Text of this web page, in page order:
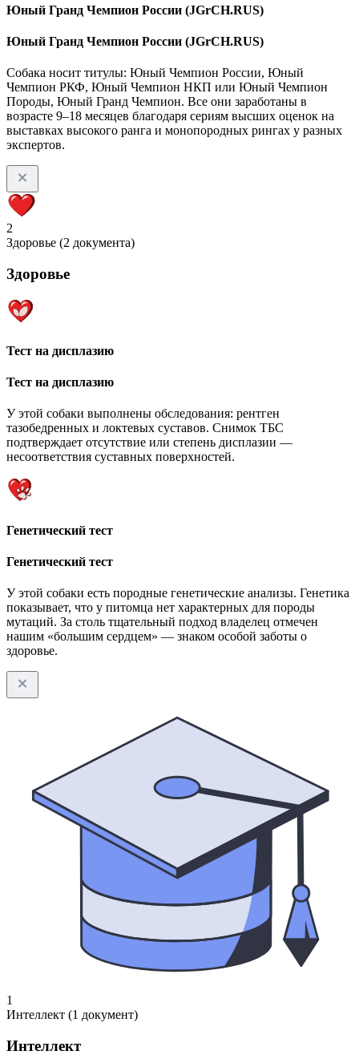
Юный Гранд Чемпион России (JGrCH.RUS)
Юный Гранд Чемпион России (JGrCH.RUS)
Собака носит титулы: Юный Чемпион России, Юный
Чемпион РКФ, Юный Чемпион НКП или Юный Чемпион
Породы, Юный Гранд Чемпион. Все они заработаны в
возрасте 9–18 месяцев благодаря сериям высших оценок на
выставках высокого ранга и монопородных рингах у разных
экспертов.
2
Здоровье (2 документа)
Здоровье
Тест на дисплазию
Тест на дисплазию
У этой собаки выполнены обследования: рентген
тазобедренных и локтевых суставов. Снимок ТБС
подтверждает отсутствие или степень дисплазии —
несоответствия суставных поверхностей.
Генетический тест
Генетический тест
У этой собаки есть породные генетические анализы. Генетика
показывает, что у питомца нет характерных для породы
мутаций. За столь тщательный подход владелец отмечен
нашим «большим сердцем» — знаком особой заботы о
здоровье.
1
Интеллект (1 документ)
Интеллект